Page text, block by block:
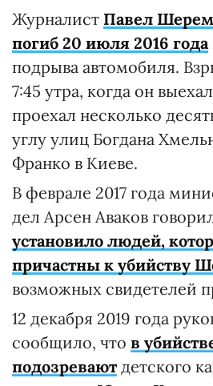
Журналист Павел
погиб 20 июля 2016 года
подрыва автомобиля.
7:45 утра, когда он
проехал несколько
углу улиц Богдана
Франко в Киеве.
В феврале 2017 года
дел Арсен Аваков
установило людей,
причастны к убийству
возможных свидетелей
12 декабря 2019 года
сообщило, что в
подозреваютдетского